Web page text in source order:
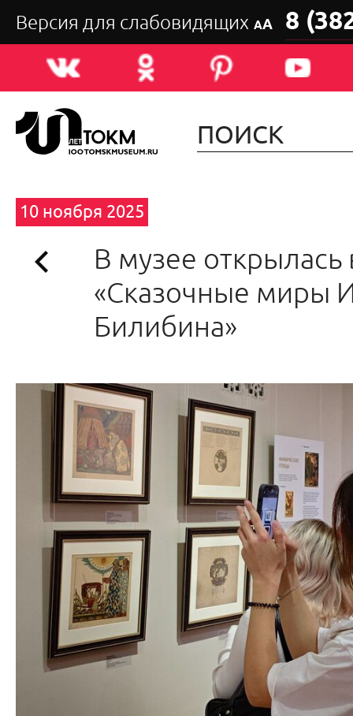
Версия для слабовидящих АА 8
10 ноября 2025
В музее открылась
«Сказочные миры
Билибина»